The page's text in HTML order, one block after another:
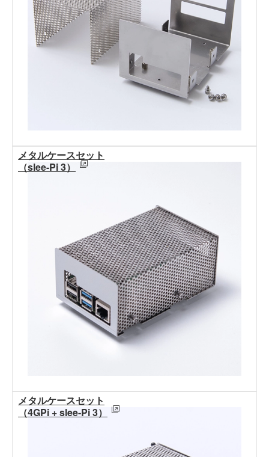
メタルケースセット
（slee-Pi 3）
メタルケースセット
（4GPi + slee-Pi 3）